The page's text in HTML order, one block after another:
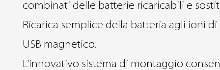
combinati delle batterie ricaricabili e
Ricarica semplice della batteria agli ioni
USB magnetico.
L'innovativo sistema di montaggio